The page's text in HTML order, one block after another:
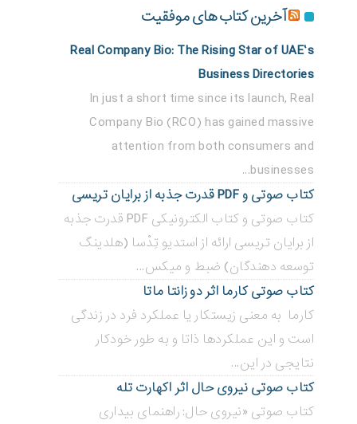
آخرین کتاب های موفقیت
Real Company Bio: The Rising Star of UAE’s
Business Directories
In just a short time since its launch, Real
Company Bio (RCO) has gained massive
attention from both consumers and
businesses...
کتاب صوتی و PDF قدرت جذبه از برایان تریسی
کتاب صوتی و کتاب الکترونیکی PDF قدرت جذبه
از برایان تریسی ارائه از استدیو تِدْسا (هلدینگ
توسعه دهندگان) ضبط و میکس...
کتاب صوتی کارما اثر دو زانتا ماتا
کارما به معنی زیستکار یا عملکرد فرد در زندگی
است و این عملکردها ذاتا و به طور خودکار
نتایجی در این...
کتاب صوتی نیروی حال اثر اکهارت تله
کتاب صوتی «نیروی حال: راهنمای بیداری